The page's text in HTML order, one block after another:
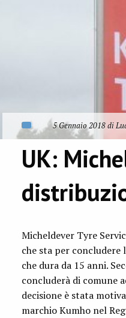
5 Gennaio 2018 di
UK:
Micheldever Tyre
che sta per
che dura da 15 anni.
concluderà di comune
decisione è stata
marchio Kumho nel